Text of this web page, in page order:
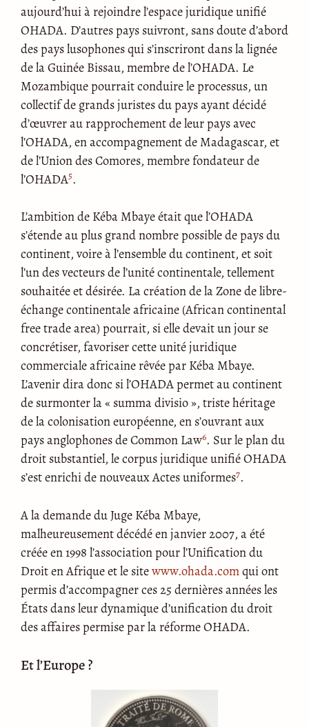
aujourd’hui à rejoindre l’espace juridique unifié
OHADA. D’autres pays suivront, sans doute d’abord
des pays lusophones qui s’inscriront dans la lignée
de la Guinée Bissau, membre de l’OHADA. Le
Mozambique pourrait conduire le processus, un
collectif de grands juristes du pays ayant décidé
d’œuvrer au rapprochement de leur pays avec
l’OHADA, en accompagnement de Madagascar, et
de l’Union des Comores, membre fondateur de
l’OHADA5.
L’ambition de Kéba Mbaye était que l’OHADA
s’étende au plus grand nombre possible de pays du
continent, voire à l’ensemble du continent, et soit
l’un des vecteurs de l’unité continentale, tellement
souhaitée et désirée. La création de la Zone de libre-
échange continentale africaine (African continental
free trade area) pourrait, si elle devait un jour se
concrétiser, favoriser cette unité juridique
commerciale africaine rêvée par Kéba Mbaye.
L’avenir dira donc si l’OHADA permet au continent
de surmonter la « summa divisio », triste héritage
de la colonisation européenne, en s’ouvrant aux
pays anglophones de Common Law6. Sur le plan du
droit substantiel, le corpus juridique unifié OHADA
s’est enrichi de nouveaux Actes uniformes7.
A la demande du Juge Kéba Mbaye,
malheureusement décédé en janvier 2007, a été
créée en 1998 l’association pour l’Unification du
Droit en Afrique et le sitewww.ohada.comqui ont
permis d’accompagner ces 25 dernières années les
États dans leur dynamique d’unification du droit
des affaires permise par la réforme OHADA.
Et l’Europe ?